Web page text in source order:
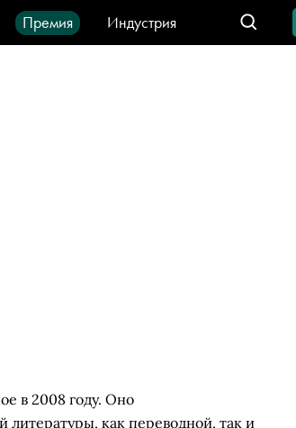
Премия
Индустрия
IT-продукты
в 2008 году. Оно
литературы, как переводной, так и